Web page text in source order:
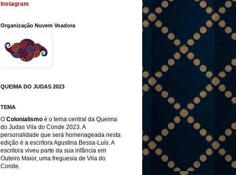
Instagram
Organização Nuvem Voadora
QUEIMA DO JUDAS 2023
TEMA
O Colonialismo é o tema central da Queima
do Judas Vila do Conde 2023. A
personalidade que será homenageada nesta
edição é a escritora Agustina Bessa-Luís. A
escritora viveu parte da sua infância em
Outeiro Maior, uma freguesia de Vila do
Conde.